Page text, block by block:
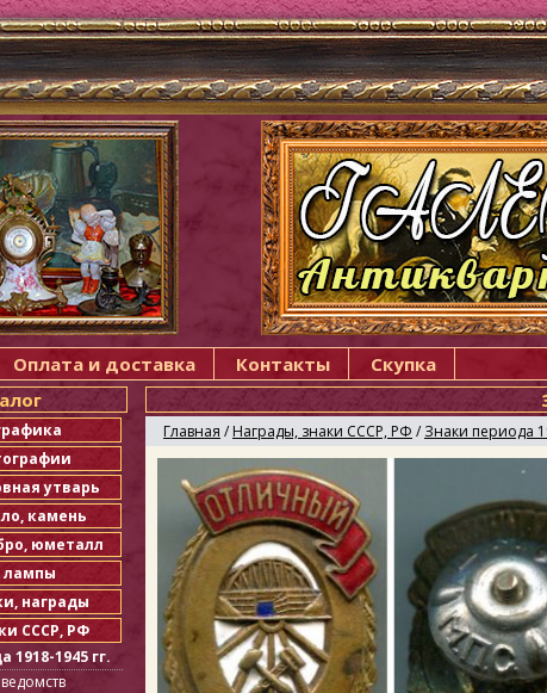
Оплата и доставка Контакты Скупка
утварь
камень
юметалл
лампы
награды
СССР, РФ
1918-1945 гг.
Главная / Награды, знаки СССР, РФ / Знаки периода